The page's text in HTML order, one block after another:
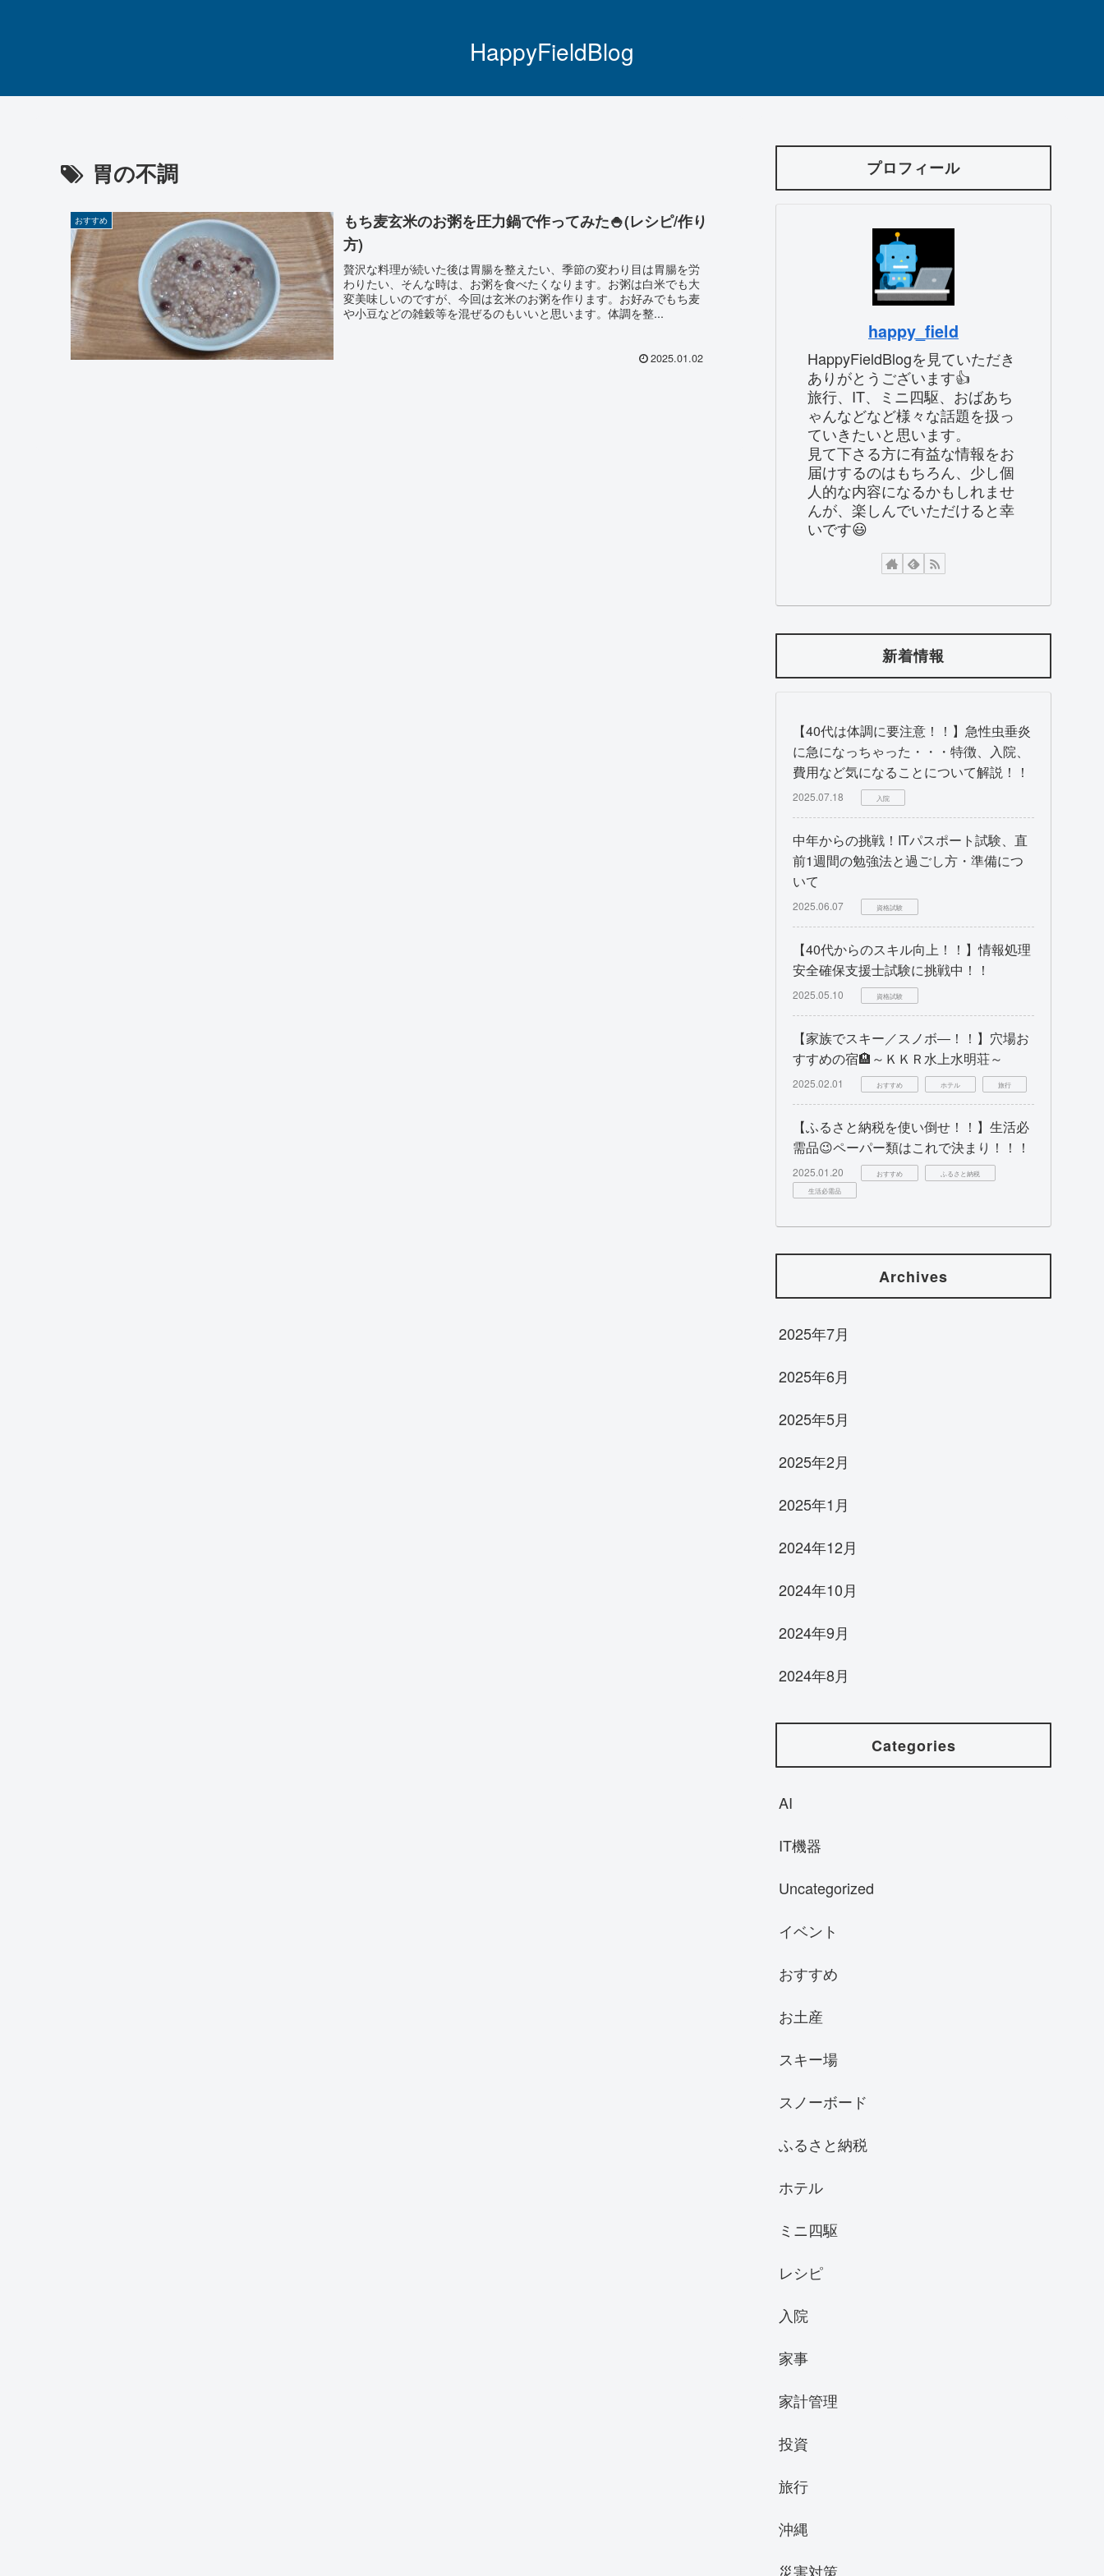
HappyFieldBlog
胃の不調
おすすめ
もち麦玄米のお粥を圧力鍋で作ってみた🍚(レシピ/作り
方)
贅沢な料理が続いた後は胃腸を整えたい、季節の変わり目は胃腸を労
わりたい、そんな時は、お粥を食べたくなります。お粥は白米でも大
変美味しいのですが、今回は玄米のお粥を作ります。お好みでもち麦
や小豆などの雑穀等を混ぜるのもいいと思います。体調を整...
2025.01.02
プロフィール
happy_field
HappyFieldBlogを見ていただき
ありがとうございます👍
旅行、IT、ミニ四駆、おばあち
ゃんなどなど様々な話題を扱っ
ていきたいと思います。
見て下さる方に有益な情報をお
届けするのはもちろん、少し個
人的な内容になるかもしれませ
んが、楽しんでいただけると幸
いです😃
新着情報
【40代は体調に要注意！！】急性虫垂炎
に急になっちゃった・・・特徴、入院、
費用など気になることについて解説！！
2025.07.18 入院
中年からの挑戦！ITパスポート試験、直
前1週間の勉強法と過ごし方・準備につ
いて
2025.06.07 資格試験
【40代からのスキル向上！！】情報処理
安全確保支援士試験に挑戦中！！
2025.05.10 資格試験
【家族でスキー／スノボ―！！】穴場お
すすめの宿🏨～ＫＫＲ水上水明荘～
2025.02.01 おすすめ ホテル 旅行
【ふるさと納税を使い倒せ！！】生活必
需品😉ペーパー類はこれで決まり！！！
2025.01.20 おすすめ
ふるさと納税
生活必需品
Archives
2025年7月
2025年6月
2025年5月
2025年2月
2025年1月
2024年12月
2024年10月
2024年9月
2024年8月
Categories
AI
IT機器
Uncategorized
イベント
おすすめ
お土産
スキー場
スノーボード
ふるさと納税
ホテル
ミニ四駆
レシピ
入院
家事
家計管理
投資
旅行
沖縄
災害対策